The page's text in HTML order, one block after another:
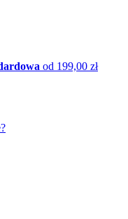
od 199,00 zł